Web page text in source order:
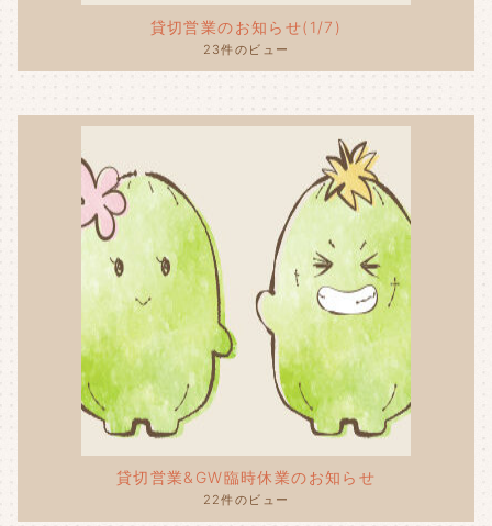
貸切営業のお知らせ(1/7)
23件のビュー
貸切営業&GW臨時休業のお知らせ
22件のビュー